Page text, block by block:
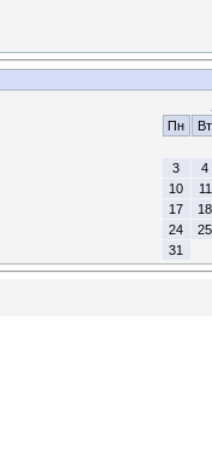
Пн
Вт
3
4
10
11
17
18
24
25
31